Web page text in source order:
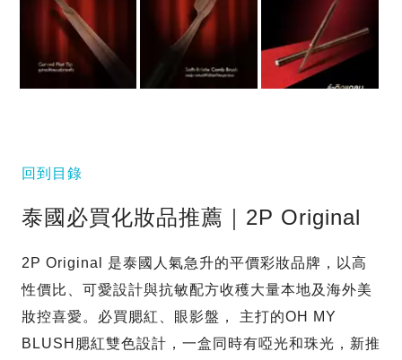
回到目錄
泰國必買化妝品推薦｜2P Original
2P Original 是泰國人氣急升的平價彩妝品牌，以高
性價比、可愛設計與抗敏配方收穫大量本地及海外美
妝控喜愛。必買腮紅、眼影盤， 主打的OH MY
BLUSH腮紅雙色設計，一盒同時有啞光和珠光，新推